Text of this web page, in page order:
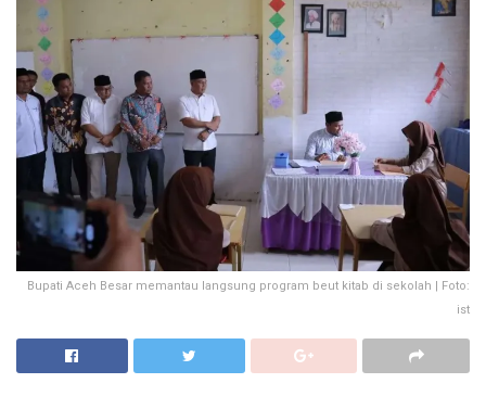
Bupati Aceh Besar memantau langsung program beut kitab di sekolah | Foto:
ist